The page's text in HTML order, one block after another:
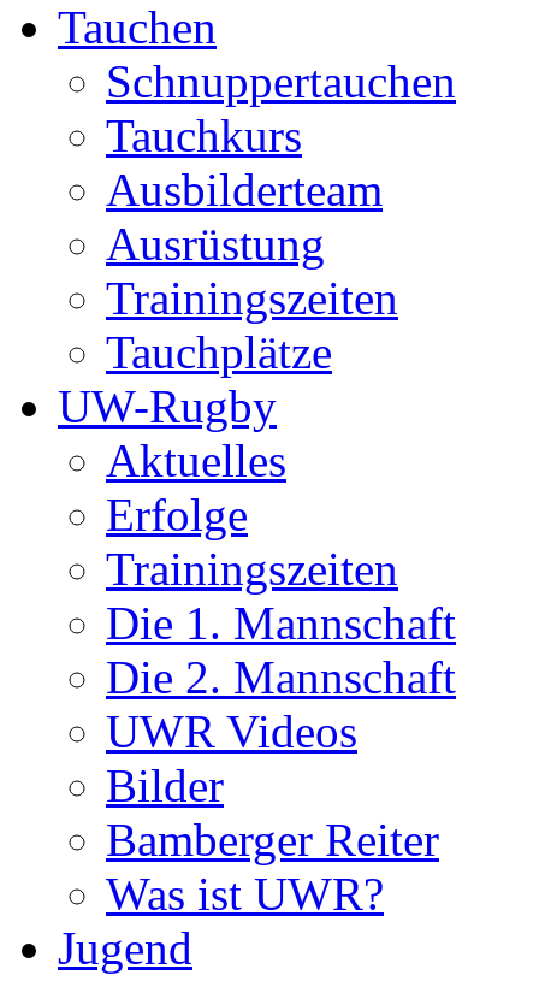
Tauchen
Schnuppertauchen
Tauchkurs
Ausbilderteam
Ausrüstung
Trainingszeiten
Tauchplätze
UW-Rugby
Aktuelles
Erfolge
Trainingszeiten
Die 1. Mannschaft
Die 2. Mannschaft
UWR Videos
Bilder
Bamberger Reiter
Was ist UWR?
Jugend